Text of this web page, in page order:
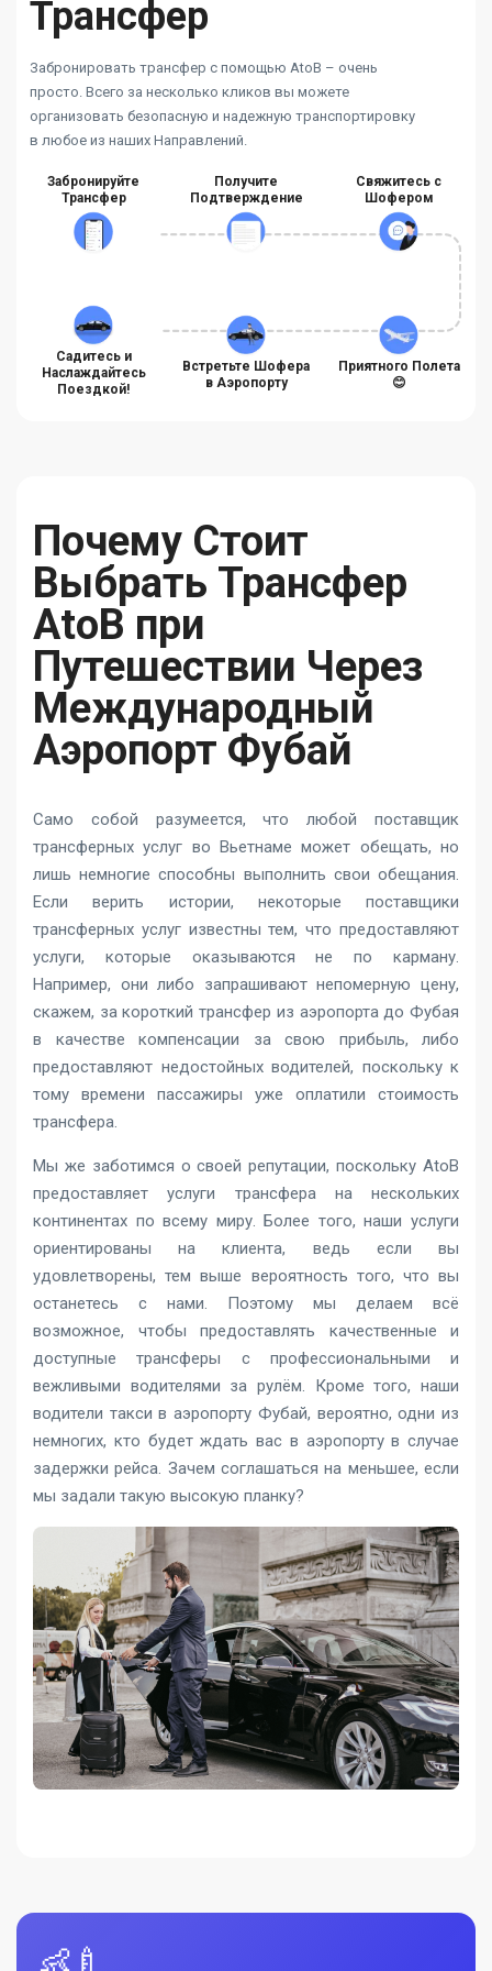
Трансфер
Забронировать трансфер с помощью AtoB – очень
просто. Всего за несколько кликов вы можете
организовать безопасную и надежную транспортировку
в любое из наших Направлений.
Забронируйте
Трансфер
Получите
Подтверждение
Свяжитесь с
Шофером
Садитесь и
Наслаждайтесь
Поездкой!
Встретьте Шофера
в Аэропорту
Приятного Полета
😊
Почему Стоит
Выбрать Трансфер
AtoB при
Путешествии Через
Международный
Аэропорт Фубай
Само собой разумеется, что любой поставщик
трансферных услуг во Вьетнаме может обещать, но
лишь немногие способны выполнить свои обещания.
Если верить истории, некоторые поставщики
трансферных услуг известны тем, что предоставляют
услуги, которые оказываются не по карману.
Например, они либо запрашивают непомерную цену,
скажем, за короткий трансфер из аэропорта до Фубая
в качестве компенсации за свою прибыль, либо
предоставляют недостойных водителей, поскольку к
тому времени пассажиры уже оплатили стоимость
трансфера.
Мы же заботимся о своей репутации, поскольку AtoB
предоставляет услуги трансфера на нескольких
континентах по всему миру. Более того, наши услуги
ориентированы на клиента, ведь если вы
удовлетворены, тем выше вероятность того, что вы
останетесь с нами. Поэтому мы делаем всё
возможное, чтобы предоставлять качественные и
доступные трансферы с профессиональными и
вежливыми водителями за рулём. Кроме того, наши
водители такси в аэропорту Фубай, вероятно, одни из
немногих, кто будет ждать вас в аэропорту в случае
задержки рейса. Зачем соглашаться на меньшее, если
мы задали такую ​​высокую планку?
👶🍼